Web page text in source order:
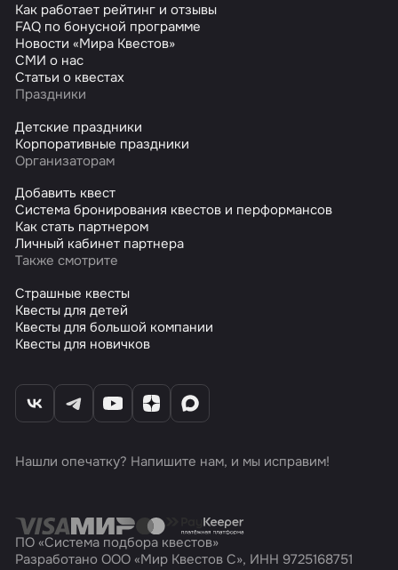
Как работает рейтинг и отзывы
FAQ по бонусной программе
Новости «Мира Квестов»
СМИ о нас
Статьи о квестах
Праздники
Детские праздники
Корпоративные праздники
Организаторам
Добавить квест
Система бронирования квестов и перформансов
Как стать партнером
Личный кабинет партнера
Также смотрите
Страшные квесты
Квесты для детей
Квесты для большой компании
Квесты для новичков
Нашли опечатку? Напишите нам, и мы исправим!
ПО «Система подбора квестов»
Разработано ООО «Мир Квестов С», ИНН 9725168751